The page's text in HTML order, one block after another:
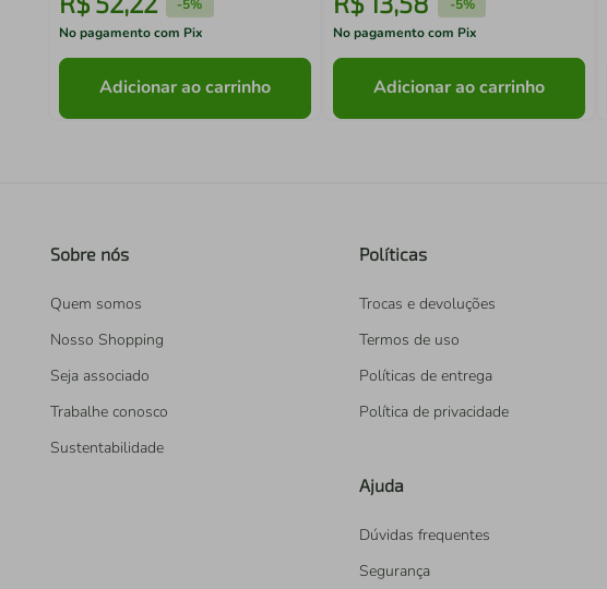
-5%
No pagamento com Pix
Adicionar ao carrinho
-5%
No pagamento com Pix
Adicionar ao carrinho
Sobre nós
Quem somos
Nosso Shopping
Seja associado
Trabalhe conosco
Sustentabilidade
Políticas
Trocas e devoluções
Termos de uso
Políticas de entrega
Política de privacidade
Ajuda
Dúvidas frequentes
Segurança